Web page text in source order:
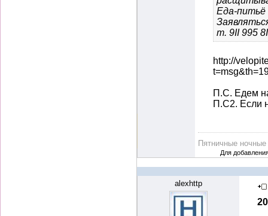
Еда-питьё
т. 9II 995
http://
П.С. Едем
П.С2. Если
Пятничные
Для
alexhttp